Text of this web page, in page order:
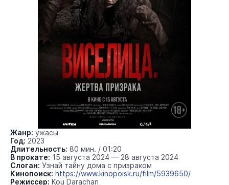
Жанр: ужасы
Год: 2023
Длительность: 80 мин. / 01:20
В прокате: 15 августа 2024 — 28 августа 2024
Слоган: Узнай тайну дома с призраком
Кинопоиск: https://www.kinopoisk.ru/film/5939650/
Режиссер: Kou Darachan